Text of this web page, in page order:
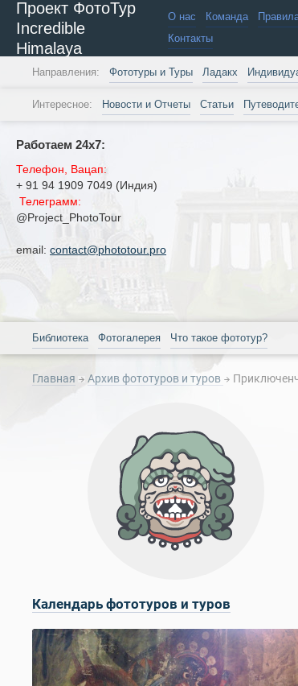
Проект ФотоТур
Incredible
Himalaya
О нас Команда
Контакты
Направления: Фототуры и Туры Ладакх
Интересное: Новости и Отчеты Статьи
Работаем 24х7:
Телефон, Вацап:
+ 91 94 1909 7049 (Индия)
Телеграмм:
@Project_PhotoTour
email: contact@phototour.pro
Библиотека Фотогалерея Что такое фототур?
Главная Архив фототуров и туров
Календарь фототуров и туров